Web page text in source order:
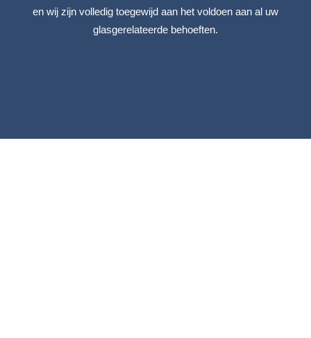
en wij zijn volledig toegewijd aan het voldoen aan al uw
glasgerelateerde behoeften.